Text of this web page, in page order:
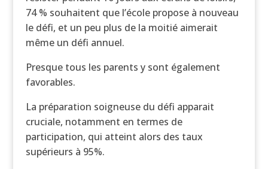
74 % souhaitent que l’école propose à nouveau
le défi, et un peu plus de la moitié aimerait
même un défi annuel.
Presque tous les parents y sont également
favorables.
La préparation soigneuse du défi apparait
cruciale, notamment en termes de
participation, qui atteint alors des taux
supérieurs à 95%.